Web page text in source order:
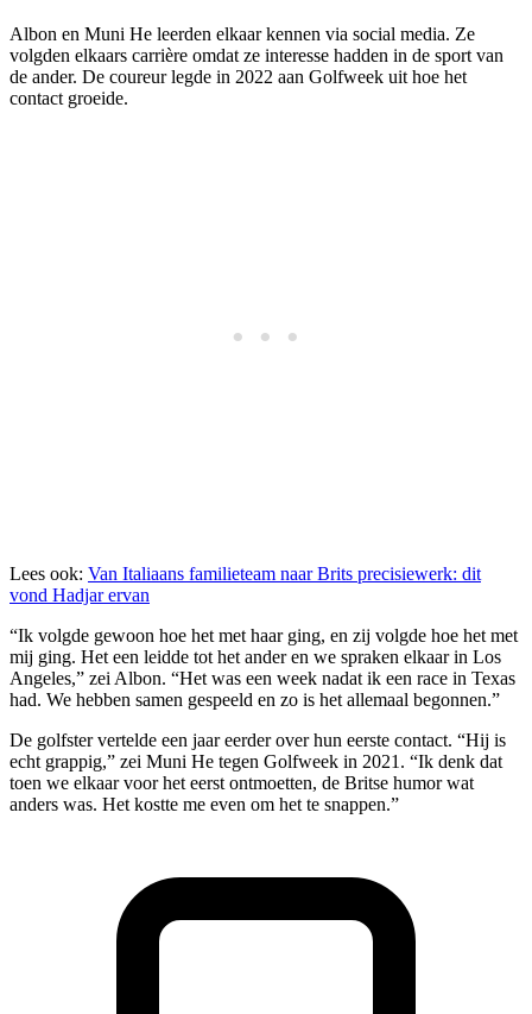
Albon en Muni He leerden elkaar kennen via social media. Ze
volgden elkaars carrière omdat ze interesse hadden in de sport van
de ander. De coureur legde in 2022 aan Golfweek uit hoe het
contact groeide.
Lees ook: Van Italiaans familieteam naar Brits precisiewerk: dit
vond Hadjar ervan
“Ik volgde gewoon hoe het met haar ging, en zij volgde hoe het met
mij ging. Het een leidde tot het ander en we spraken elkaar in Los
Angeles,” zei Albon. “Het was een week nadat ik een race in Texas
had. We hebben samen gespeeld en zo is het allemaal begonnen.”
De golfster vertelde een jaar eerder over hun eerste contact. “Hij is
echt grappig,” zei Muni He tegen Golfweek in 2021. “Ik denk dat
toen we elkaar voor het eerst ontmoetten, de Britse humor wat
anders was. Het kostte me even om het te snappen.”